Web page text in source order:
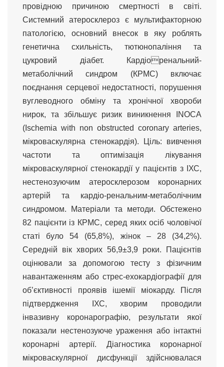
провідною причиною смертності в світі.
Системний атеросклероз є мультифакторною
патологією, основний внесок в яку роблять
генетична схильність, тютюнопаління та
цукровий діабет. Кардіоренальний-
метаболічний синдром (КРМС) включає
поєднання серцевої недостатності, порушення
вуглеводного обміну та хронічної хвороби
нирок, та збільшує ризик виникнення INOCA
(Ischemia with non obstructed coronary arteries,
мікроваскулярна стенокардія). Ціль: вивчення
частоти та оптимізація лікування
мікроваскулярної стенокардії у пацієнтів з ІХС,
нестенозуючим атеросклерозом коронарних
артерій та кардіо-ренальним-метаболічним
синдромом. Матеріали та методи. Обстежено
82 пацієнти із КРМС, серед яких осіб чоловічої
статі було 54 (65,8%), жінок – 28 (34,2%).
Середній вік хворих 56,9±3,9 роки. Пацієнтів
оцінювали за допомогою тесту з фізичним
навантаженням або стрес-ехокардіографії для
об’єктивності проявів ішемії міокарду. Після
підтвердження ІХС, хворим проводили
інвазивну коронарографію, результати якої
показали нестенозуюче ураження або інтактні
коронарні артерії. Діагностика коронарної
мікроваскулярної дисфункції здійснювалася